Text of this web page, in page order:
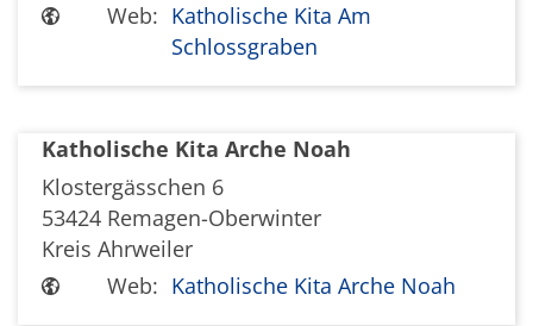
Web: Katholische Kita Am
Schlossgraben
Katholische Kita Arche Noah
Klostergässchen 6
53424 Remagen-Oberwinter
Kreis Ahrweiler
Web: Katholische Kita Arche Noah